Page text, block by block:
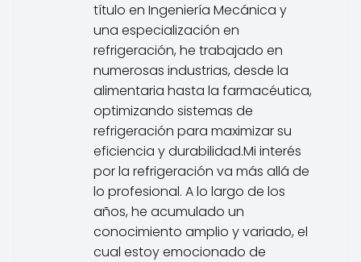
título en Ingeniería Mecánica y
una especialización en
refrigeración, he trabajado en
numerosas industrias, desde la
alimentaria hasta la farmacéutica,
optimizando sistemas de
refrigeración para maximizar su
eficiencia y durabilidad.Mi interés
por la refrigeración va más allá de
lo profesional. A lo largo de los
años, he acumulado un
conocimiento amplio y variado, el
cual estoy emocionado de